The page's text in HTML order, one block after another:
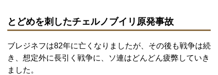
とどめを刺したチェルノブイリ原発事故
ブレジネフは82年に亡くなりましたが、その後も戦争は続
き、想定外に長引く戦争に、ソ連はどんどん疲弊していき
ました。